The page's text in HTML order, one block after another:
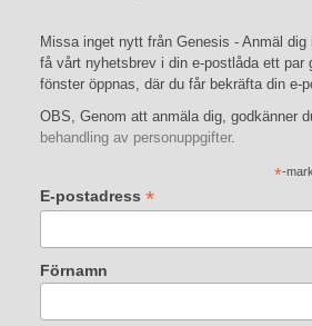
Missa inget nytt från Genesis - Anmäl
få vårt nyhetsbrev i din e-postlåda ett par
fönster öppnas, där du får bekräfta din e-
OBS, Genom att anmäla dig, godkänner
behandling av personuppgifter.
*-
E-postadress *
Förnamn